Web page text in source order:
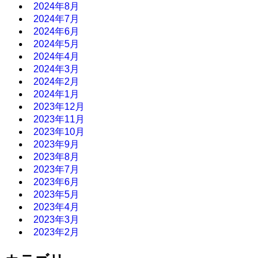
2024年8月
2024年7月
2024年6月
2024年5月
2024年4月
2024年3月
2024年2月
2024年1月
2023年12月
2023年11月
2023年10月
2023年9月
2023年8月
2023年7月
2023年6月
2023年5月
2023年4月
2023年3月
2023年2月